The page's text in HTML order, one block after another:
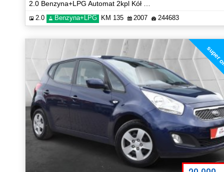
2.0 Benzyna+LPG KM 135 2007 244683